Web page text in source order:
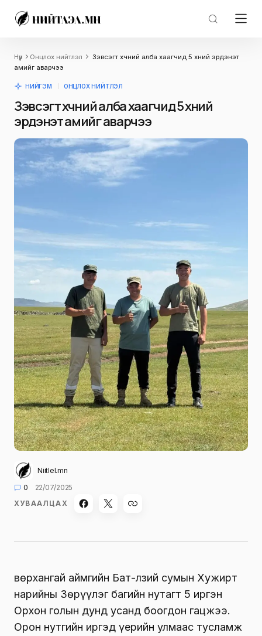
Нүүр Онцлох нийтлэл
Зэвсэгт хүчний алба хаагчид 5 хүний эрдэнэт
амийг аварчээ
НИЙГЭМ ОНЦЛОХ НИЙТЛЭЛ
Зэвсэгт хүчний алба хаагчид 5 хүний
эрдэнэт амийг аварчээ
Niitlel.mn
0
22/07/2025
ХУВААЛЦАХ
Өвөрхангай аймгийн Бат-Өлзий сумын Хужирт
нарийны Зөрүүлэг багийн нутагт 5 иргэн
Орхон голын дунд усанд боогдон гацжээ.
Орон нутгийн иргэд үерийн улмаас тусламж